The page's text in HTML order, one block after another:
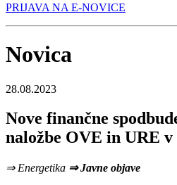
PRIJAVA NA E-NOVICE
Novica
28.08.2023
Nove finančne
naložbe OVE in URE v
⇒ Energetika ⇒ Javne objave